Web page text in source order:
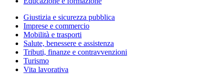
Giustizia e sicurezza pubblica
Imprese e commercio
Mobilità e trasporti
Salute, benessere e assistenza
Tributi, finanze e contravvenzioni
Turismo
Vita lavorativa